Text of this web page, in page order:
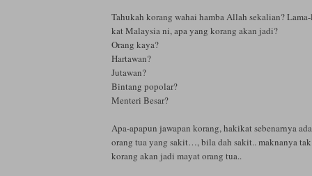
Tahukah korang wahai hamba Allah sekalian?
kat Malaysia ni, apa yang korang akan jadi?
Orang kaya?
Hartawan?
Jutawan?
Bintang popolar?
Menteri Besar?
Apa-apapun jawapan korang, hakikat sebenarnya
orang tua yang sakit…, bila dah sakit.. maknanya
korang akan jadi mayat orang tua..